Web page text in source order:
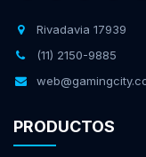
Rivadavia 17939
(11) 2150-9885
PRODUCTOS